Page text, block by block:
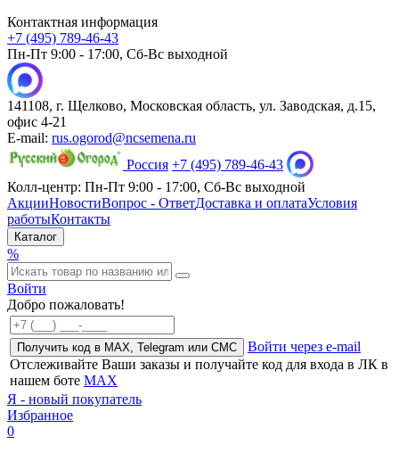
Контактная информация
+7 (495) 789-46-43
Пн-Пт 9:00 - 17:00, Сб-Вс выходной
141108, г. Щелково, Московская область, ул. Заводская, д.15,
офис 4-21
E-mail: rus.ogorod@ncsemena.ru
Россия +7 (495) 789-46-43
Колл-центр: Пн-Пт 9:00 - 17:00, Сб-Вс выходной
АкцииНовостиВопрос - ОтветДоставка и оплатаУсловия
работыКонтакты
Каталог
%
Войти
Добро пожаловать!
Получить код в MAX, Telegram или СМС
Войти через e-mail
Отслеживайте Ваши заказы и получайте код для входа в ЛК в
нашем боте MAX
Я - новый покупатель
Избранное
0